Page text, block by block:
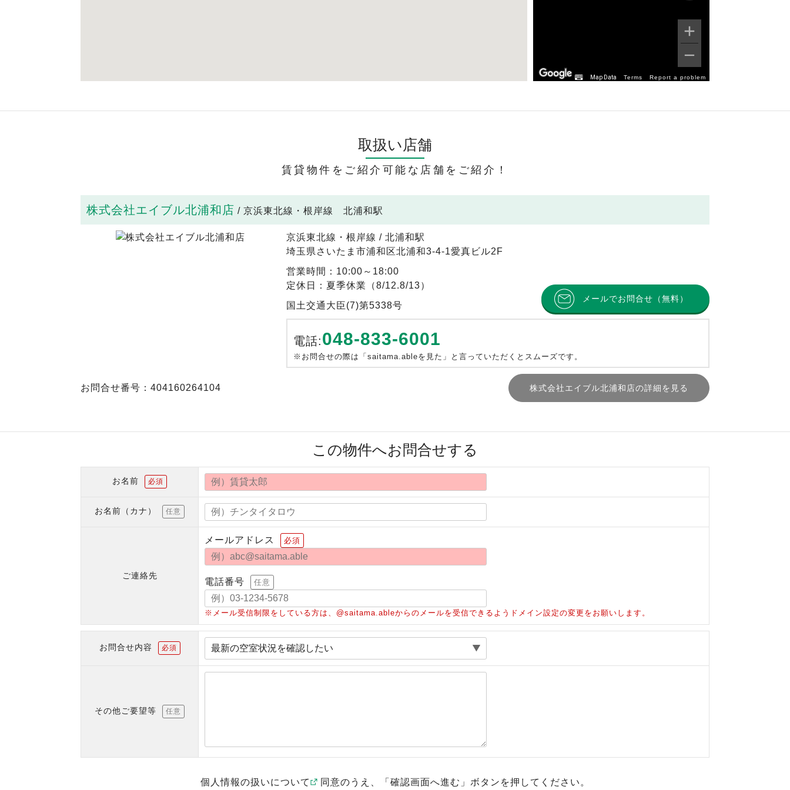
Map Data Terms Report a problem
取扱い店舗
賃貸物件をご紹介可能な店舗をご紹介！
株式会社エイブル北浦和店 / 京浜東北線・根岸線 北浦和駅
京浜東北線・根岸線 / 北浦和駅
埼玉県さいたま市浦和区北浦和3-4-1愛真ビル2F
営業時間：10:00～18:00
定休日：夏季休業（8/12.8/13）
国土交通大臣(7)第5338号
メールでお問合せ（無料）
電話:048-833-6001
※お問合せの際は「saitama.ableを見た」と言っていただくとスムーズです。
お問合せ番号：404160264104 株式会社エイブル北浦和店の詳細を見る
この物件へお問合せする
お名前 必須
お名前（カナ） 任意
ご連絡先
メールアドレス 必須
電話番号 任意
※メール受信制限をしている方は、@saitama.ableからのメールを受信できるようドメイン設定の変更をお願いします。
お問合せ内容 必須
その他ご要望等 任意
個人情報の扱いについて 同意のうえ、「確認画面へ進む」ボタンを押してください。